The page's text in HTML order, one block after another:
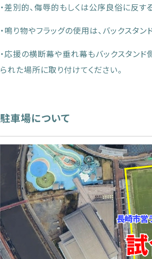
・差別的、侮辱的もしくは公序良俗に反す
・鳴り物やフラッグの使用は、バックスタン
・応援の横断幕や垂れ幕もバックスタン
られた場所に取り付けてください。
駐車場について